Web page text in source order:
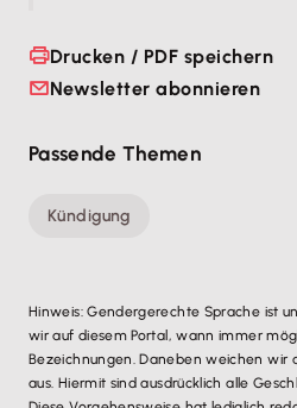
Drucken / PDF speichern
Newsletter abonnieren
Passende Themen
Kündigung
Hinweis: Gendergerechte Sprache ist
wir auf diesem Portal, wann immer
Bezeichnungen. Daneben weichen wir
aus. Hiermit sind ausdrücklich alle